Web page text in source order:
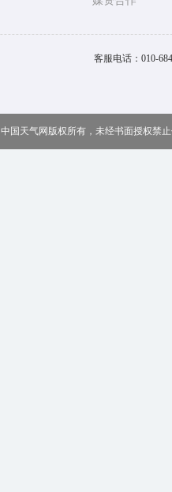
客服电话： 010-
中国天气网版权所有，未经书面授权